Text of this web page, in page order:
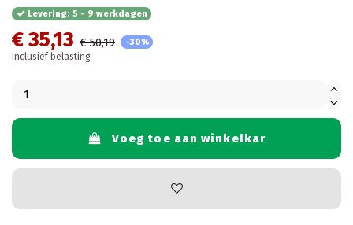
Levering: 5 - 9 werkdagen
€ 35,13 € 50,19
-30%
Inclusief belasting
Voeg toe aan winkelkar